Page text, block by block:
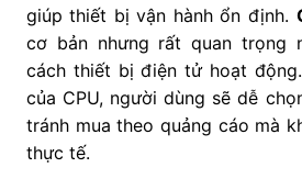
giúp thiết bị vận hành ổn định.
cơ bản nhưng rất quan trọng
cách thiết bị điện tử hoạt
của CPU, người dùng sẽ dễ
tránh mua theo quảng cáo mà
thực tế.